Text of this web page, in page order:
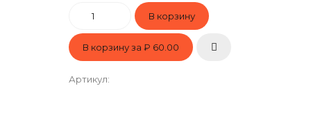
В корзину за ₽ 60.00
Артикул: